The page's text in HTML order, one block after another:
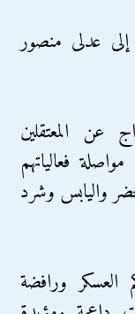
عدلى منصور
عن المعتقلين
فعالياتهم
واليابس وشرد
ورافضة